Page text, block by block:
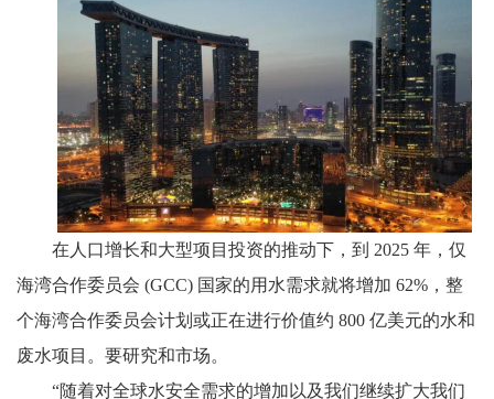
在人口增长和大型项目投资的推动下，到 2025 年，仅
海湾合作委员会 (GCC) 国家的用水需求就将增加 62%，整
个海湾合作委员会计划或正在进行价值约 800 亿美元的水和
废水项目。要研究和市场。
“随着对全球水安全需求的增加以及我们继续扩大我们